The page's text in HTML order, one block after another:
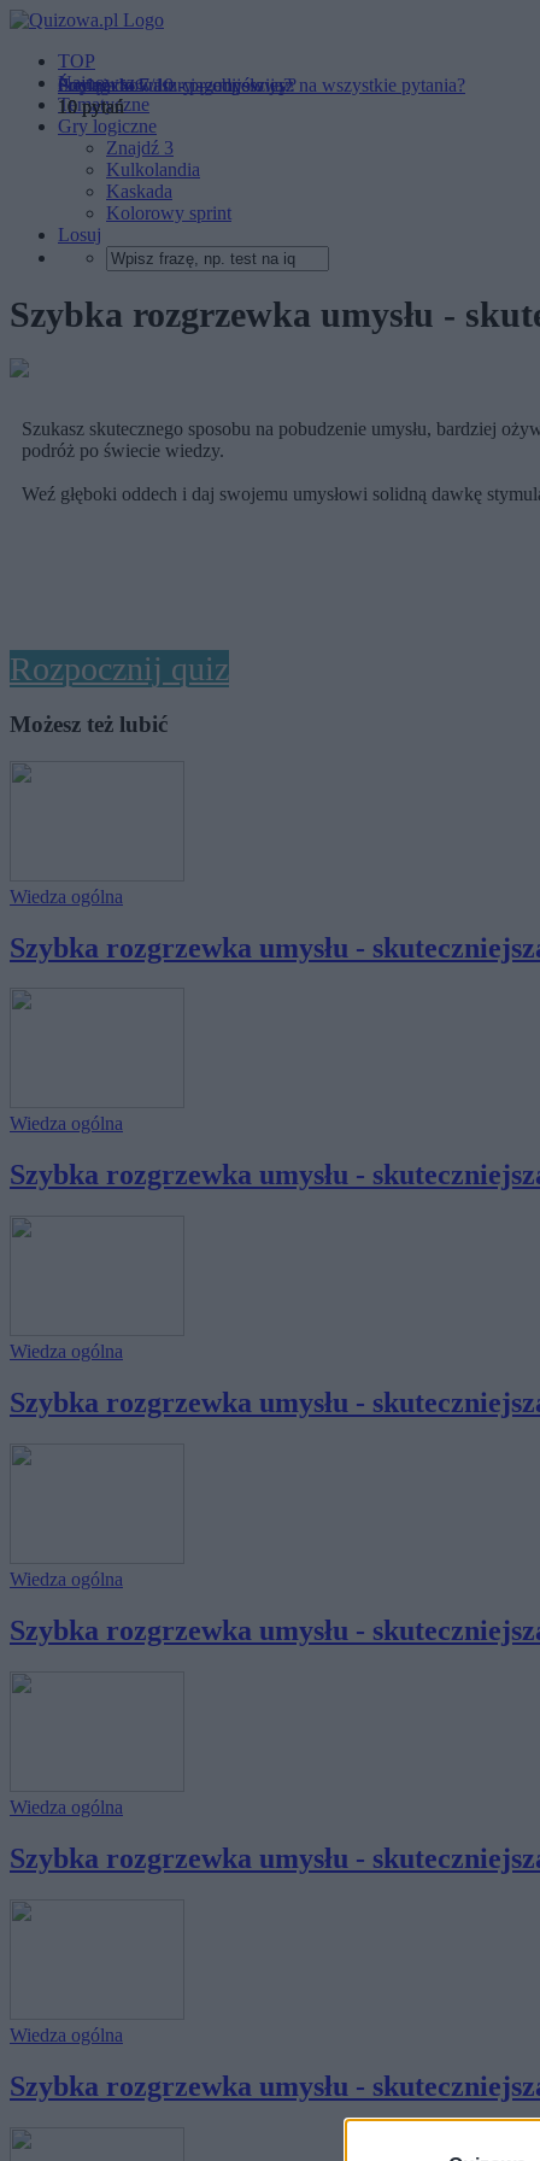
TOP
Najnowsze
Tematyczne
Gry logiczne
Znajdź 3
Kulkolandia
Kaskada
Kolorowy sprint
Losuj
Szybka rozgrzewka umysłu -
Szukasz skutecznego sposobu na pobudzenie umysłu, bardziej
podróż po świecie wiedzy.
Weź głęboki oddech i daj swojemu umysłowi solidną dawkę
Rozpocznij quiz
Możesz też lubić
Wiedza ogólna
Szybka rozgrzewka umysłu -
Wiedza ogólna
Szybka rozgrzewka umysłu -
Wiedza ogólna
Szybka rozgrzewka umysłu -
Wiedza ogólna
Szybka rozgrzewka umysłu -
Wiedza ogólna
Szybka rozgrzewka umysłu -
Wiedza ogólna
Szybka rozgrzewka umysłu -
Średnia to 7/10 - przebijesz ją?
10 pytań
Pociąg do kultury – odpowiesz na wszystkie pytania?
10 pytań
Czy zachowasz ciąg myślowy?
10 pytań